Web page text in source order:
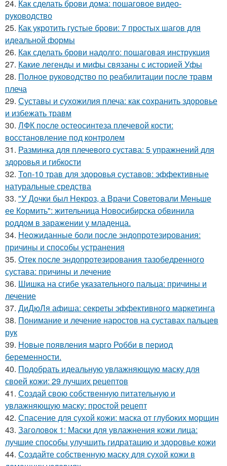
24. Как сделать брови дома: пошаговое видео-
руководство
25. Как укротить густые брови: 7 простых шагов для
идеальной формы
26. Как сделать брови надолго: пошаговая инструкция
27. Какие легенды и мифы связаны с историей Уфы
28. Полное руководство по реабилитации после травм
плеча
29. Суставы и сухожилия плеча: как сохранить здоровье
и избежать травм
30. ЛФК после остеосинтеза плечевой кости:
восстановление под контролем
31. Разминка для плечевого сустава: 5 упражнений для
здоровья и гибкости
32. Топ-10 трав для здоровья суставов: эффективные
натуральные средства
33. "У Дочки был Некроз, а Врачи Советовали Меньше
ее Кормить": жительница Новосибирска обвинила
роддом в заражении у младенца.
34. Неожиданные боли после эндопротезирования:
причины и способы устранения
35. Отек после эндопротезирования тазобедренного
сустава: причины и лечение
36. Шишка на сгибе указательного пальца: причины и
лечение
37. ДиДюЛя афиша: секреты эффективного маркетинга
38. Понимание и лечение наростов на суставах пальцев
рук
39. Новые появления марго Робби в период
беременности.
40. Подобрать идеальную увлажняющую маску для
своей кожи: 29 лучших рецептов
41. Создай свою собственную питательную и
увлажняющую маску: простой рецепт
42. Спасение для сухой кожи: маска от глубоких морщин
43. Заголовок 1: Маски для увлажнения кожи лица:
лучшие способы улучшить гидратацию и здоровье кожи
44. Создайте собственную маску для сухой кожи в